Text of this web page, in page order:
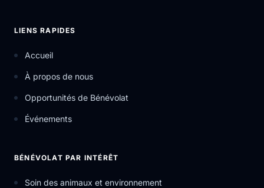
LIENS RAPIDES
Accueil
À propos de nous
Opportunités de Bénévolat
Événements
BÉNÉVOLAT PAR INTÉRÊT
Soin des animaux et environnement